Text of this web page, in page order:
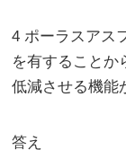
4 ポーラスアス
を有することか
低減させる機能
答え